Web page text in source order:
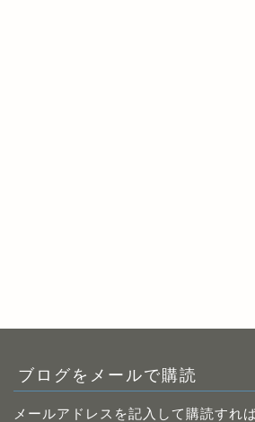
ブログをメールで購読
メールアドレスを記入して購読すれ